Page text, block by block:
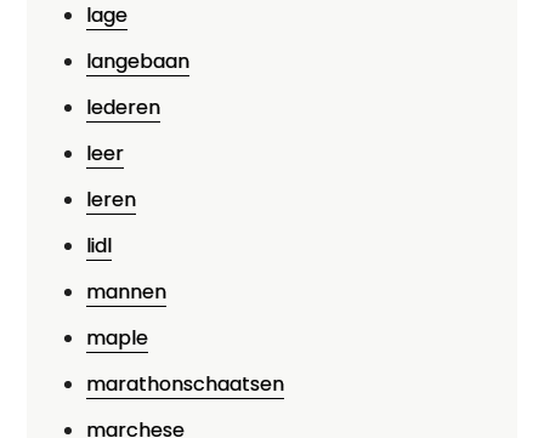
lage
langebaan
lederen
leer
leren
lidl
mannen
maple
marathonschaatsen
marchese